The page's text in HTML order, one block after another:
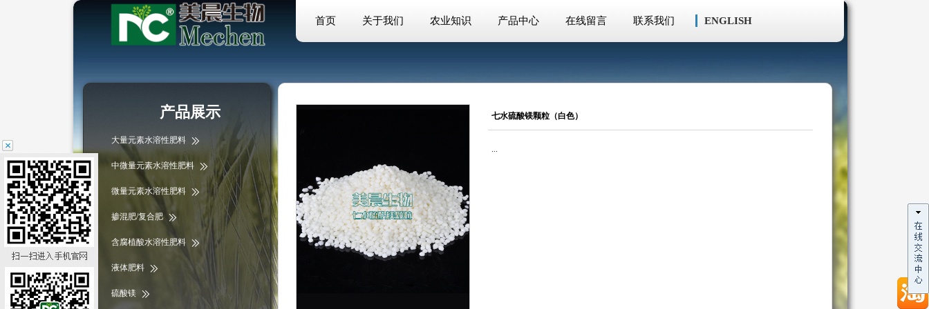
首页 关于我们 农业知识 产品中心 在线留言 联系我们 ENGLISH
产品展示
大量元素水溶性肥料
中微量元素水溶性肥料
微量元素水溶性肥料
掺混肥/复合肥
含腐植酸水溶性肥料
液体肥料
硫酸镁
七水硫酸镁颗粒（白色）
...